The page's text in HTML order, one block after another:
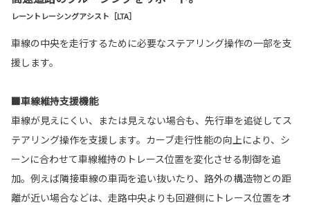
レーントレーシングアシスト［LTA］
車線の中央を走行するために必要なステアリング操作の一部を支
援します。
■車線維持支援機能
車線が見えにくい、または見えない場合も、先行車を追従してス
テアリング操作を支援します。カーブ走行性能の向上により、シ
ーンに合わせて車線維持のトレース位置を変化させる制御を追
加。例えば隣接車線の車両を追い抜いたり、路外の構造物との距
離が近い場合などは、走路中央よりも回避側にトレース位置をオ